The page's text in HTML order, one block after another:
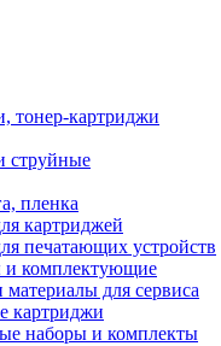
тонер-картриджи
струйные
пленка
картриджей
печатающих устройств
и комплектующие
материалы для сервиса
картриджи
наборы и комплекты